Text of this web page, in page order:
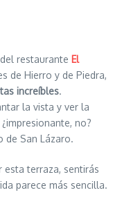
restaurante El
de Hierro y de Piedra,
increíbles.
la vista y ver la
no?
de San Lázaro.
esta terraza, sentirás
parece más sencilla.